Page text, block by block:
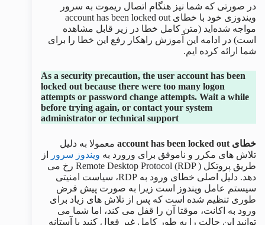
در صورتی که شما نیز هنگام اتصال ریموت به سرور
ویندوزی خود با خطای account has been locked out
مواجه شده‌اید (متن کامل خطا در زیر قابل مشاهده
است) در ادامه این آموزش راهکار رفع این خطا را برای
شما ارائه کرده ایم.
As a security precaution, the user account has been
locked out because there were too many logon
attempts or password change attempts. Wait a while
before trying again, or contact your system
administrator or technical support
خطای account has been locked out
معمولا به دلیل
تلاش های مکرر و ناموفق برای ورورد به ویندوز سرور
از
طریق پروتکل Remote Desktop Protocol (RDP ) رخ می
دهد. دلیل اصلی خطای ورود به RDP، سیاست امنیتی
سیستم عامل ویندوز است زیرا به صورت پیش فرض
طوری تنظیم شده است که پس از تلاش های زیاد برای
ورود به اکانت، موقتا آن را قفل می کند، اما شما می
توانید این حالت را به طور کامل غیر فعال کنید یا آستانه